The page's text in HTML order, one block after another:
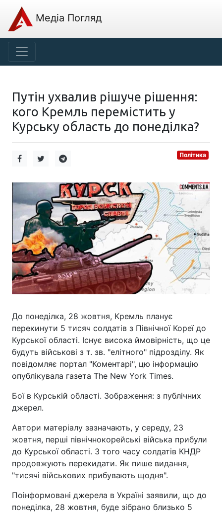
Медіа Погляд
Путін ухвалив рішуче рішення:
кого Кремль перемістить у
Курську область до понеділка?
Політика
До понеділка, 28 жовтня, Кремль планує
перекинути 5 тисяч солдатів з Північної Кореї до
Курської області. Існує висока ймовірність, що це
будуть військові з т. зв. "елітного" підрозділу. Як
повідомляє портал "Коментарі", цю інформацію
опублікувала газета The New York Times.
Бої в Курській області. Зображення: з публічних
джерел.
Автори матеріалу зазначають, у середу, 23
жовтня, перші північнокорейські війська прибули
до Курської області. З того часу солдатів КНДР
продовжують перекидати. Як пише видання,
"тисячі військових прибувають щодня".
Поінформовані джерела в Україні заявили, що до
понеділка, 28 жовтня, буде зібрано близько 5